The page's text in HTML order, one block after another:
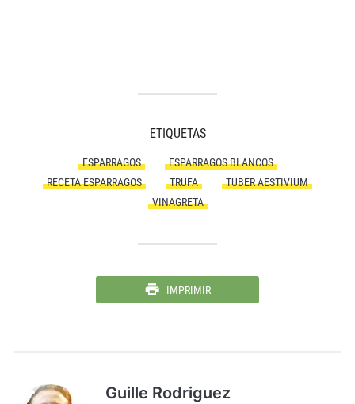
ETIQUETAS
ESPARRAGOS
ESPARRAGOS BLANCOS
RECETA ESPARRAGOS
TRUFA
TUBER AESTIVIUM
VINAGRETA
IMPRIMIR
Guille Rodriguez